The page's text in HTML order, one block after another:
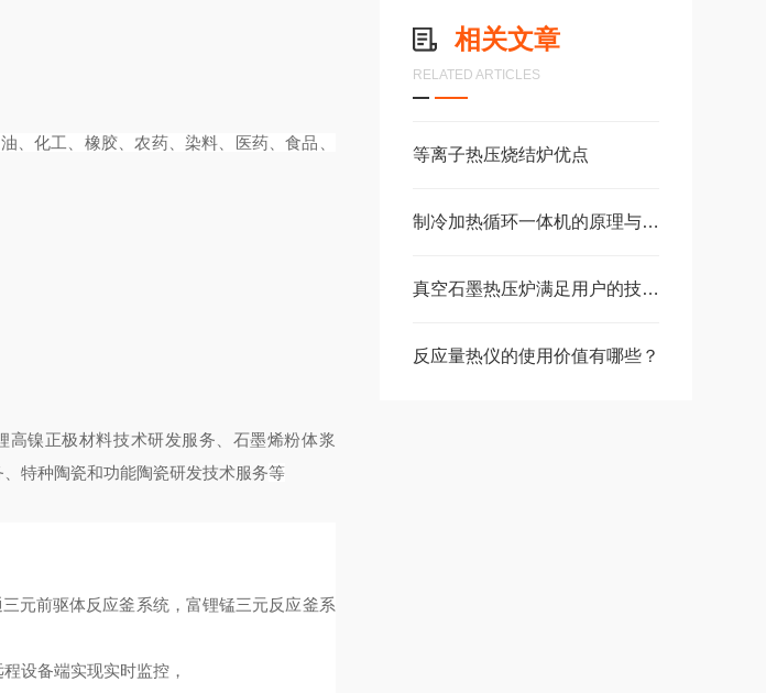
相关文章
RELATED ARTICLES
等离子热压烧结炉优点
制冷加热循环一体机的原理与关键部件技术深度解析
真空石墨热压炉满足用户的技术要求
反应量热仪的使用价值有哪些？
、化工、橡胶、农药、染料、医药、食品、
高镍正极材料技术研发服务、石墨烯粉体浆
特种陶瓷和功能陶瓷研发技术服务等
三元前驱体反应釜系统，富锂锰三元反应釜系
设备端实现实时监控，